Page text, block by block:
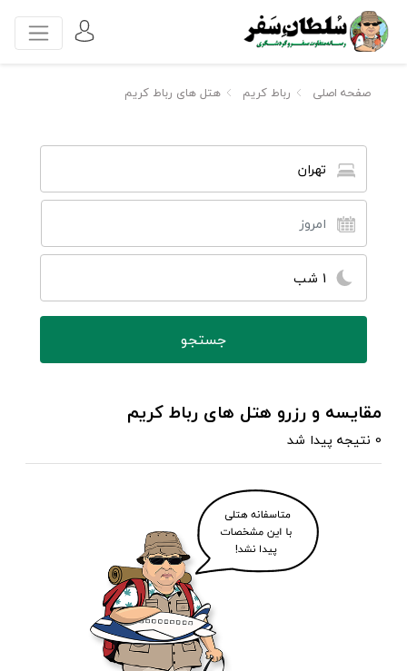
صفحه اصلی رباط کریم هتل های رباط کریم
تهران
1 شب
مقایسه و رزرو هتل های رباط کریم
0 نتیجه پیدا شد